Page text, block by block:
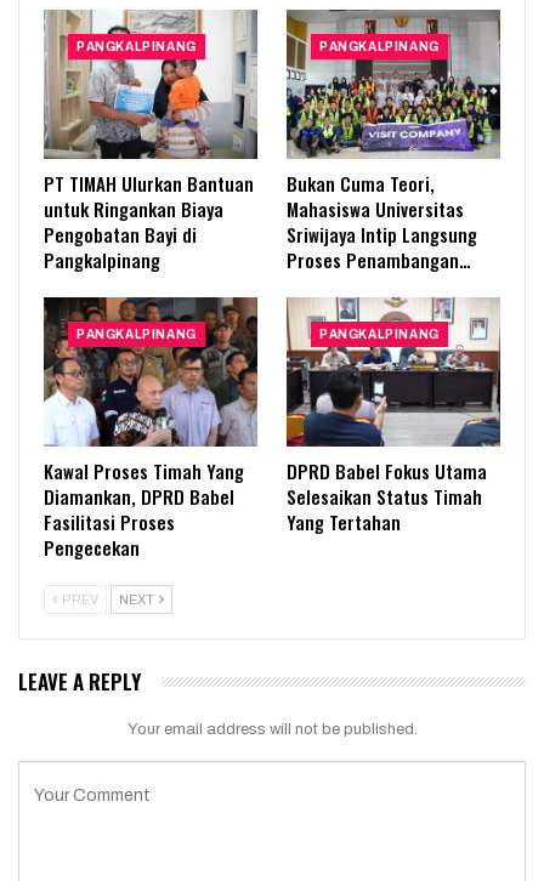
PANGKALPINANG
PT TIMAH Ulurkan Bantuan
untuk Ringankan Biaya
Pengobatan Bayi di
Pangkalpinang
PANGKALPINANG
Bukan Cuma Teori,
Mahasiswa Universitas
Sriwijaya Intip Langsung
Proses Penambangan…
PANGKALPINANG
Kawal Proses Timah Yang
Diamankan, DPRD Babel
Fasilitasi Proses
Pengecekan
PANGKALPINANG
DPRD Babel Fokus Utama
Selesaikan Status Timah
Yang Tertahan
PREV NEXT
LEAVE A REPLY
Your email address will not be published.